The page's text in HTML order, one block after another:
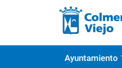
Ayuntamiento